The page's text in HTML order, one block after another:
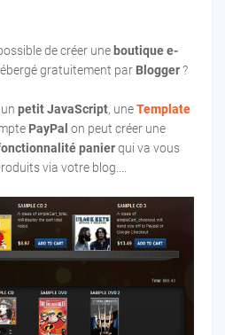
de créer une boutique e-
gratuitement par Blogger?
petit JavaScript, uneTemplate
PayPal on peut créer une
panierqui va vous
via votre blog....